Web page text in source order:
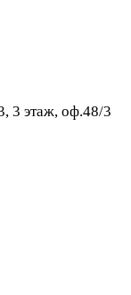
3 этаж, оф.48/3